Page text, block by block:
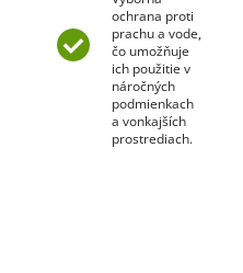
ochrana proti
prachu a vode,
čo umožňuje
ich použitie v
náročných
podmienkach
a vonkajších
prostrediach.